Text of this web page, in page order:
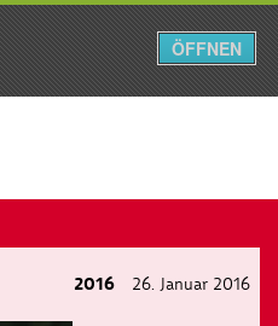
Menü
2016 26. Januar 2016
ÖFFNEN